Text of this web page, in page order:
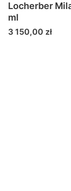
Locherber
ml
Cena
3 150,00 zł